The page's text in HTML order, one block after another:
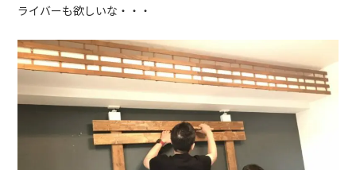
ライバーも欲しいな・・・